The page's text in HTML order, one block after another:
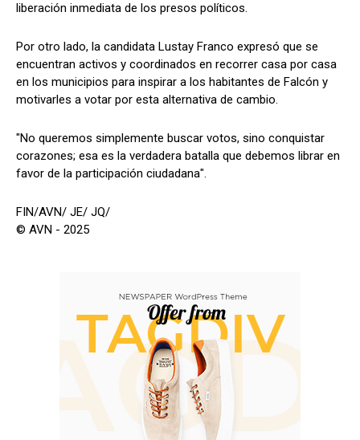
liberación inmediata de los presos políticos.
Por otro lado, la candidata Lustay Franco expresó que se
encuentran activos y coordinados en recorrer casa por casa
en los municipios para inspirar a los habitantes de Falcón y
motivarles a votar por esta alternativa de cambio.
"No queremos simplemente buscar votos, sino conquistar
corazones; esa es la verdadera batalla que debemos librar en
favor de la participación ciudadana".
FIN/AVN/ JE/ JQ/
© AVN - 2025